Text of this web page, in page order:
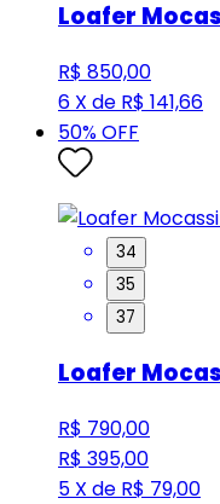
Loafer
R$ 850,00
6 X de R$ 141,66
50% OFF
34
35
37
Loafer
R$ 790,00
R$ 395,00
5 X de R$ 79,00